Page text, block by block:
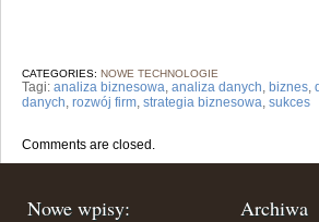
CATEGORIES: NOWE TECHNOLOGIE
Tagi: analiza biznesowa, analiza danych, biznes,
danych, rozwój firm, strategia biznesowa, sukces
Comments are closed.
Nowe wpisy: Archiwa